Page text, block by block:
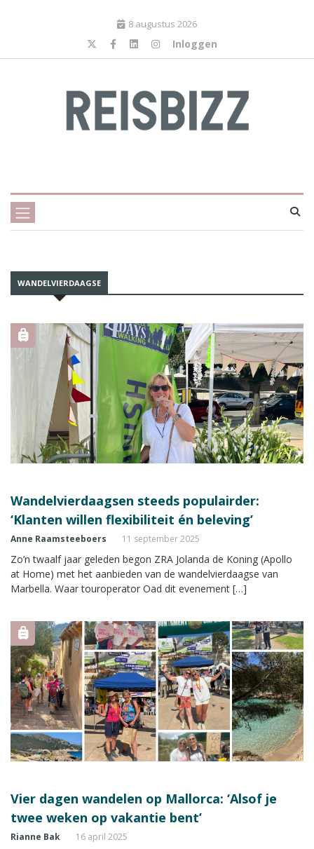
8 augustus 2026
Inloggen
WANDELVIERDAAGSE
Wandelvierdaagsen steeds populairder:
‘Klanten willen flexibiliteit én beleving’
Anne Raamsteeboers 11 september 2025
Zo’n twaalf jaar geleden begon ZRA Jolanda de Koning (Apollo
at Home) met het aanbieden van de wandelvierdaagse van
Marbella. Waar touroperator Oad dit evenement […]
Vier dagen wandelen op Mallorca: ‘Alsof je
twee weken op vakantie bent’
Rianne Bak 16 april 2025